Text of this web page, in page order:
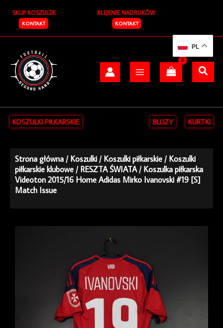
treści
SKUP KOSZULEK
KONTAKT
KLEJENIE NADRUKÓW
KONTAKT
KOSZULKI PIŁKARSKIE BLUZY KURTKI
Strona główna /Koszulki /Koszulki piłkarskie /Koszulki
piłkarskie klubowe /RESZTA ŚWIATA/ Koszulka piłkarska
Videoton 2015/16 Home Adidas Mirko Ivanovski #19 [S]
Match Issue
PL